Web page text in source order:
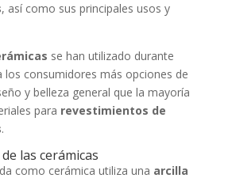
, así como sus principales usos y
se han utilizado durante
los consumidores más opciones de
y belleza general que la mayoría
para revestimientos de
.
las cerámicas
como cerámica utiliza una arcilla